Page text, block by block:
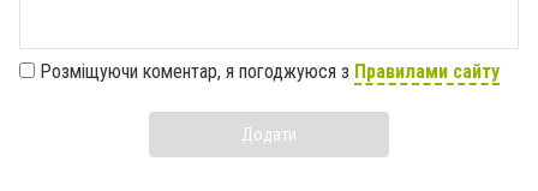
Розміщуючи коментар, я погоджуюся з Правилами сайту
Додати